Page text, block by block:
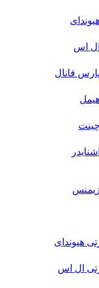
ال اس
فانال
چینت
زیمنس
هیوندای
ال اس